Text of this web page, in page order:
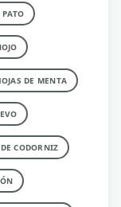
DE MENTA
CODORNIZ